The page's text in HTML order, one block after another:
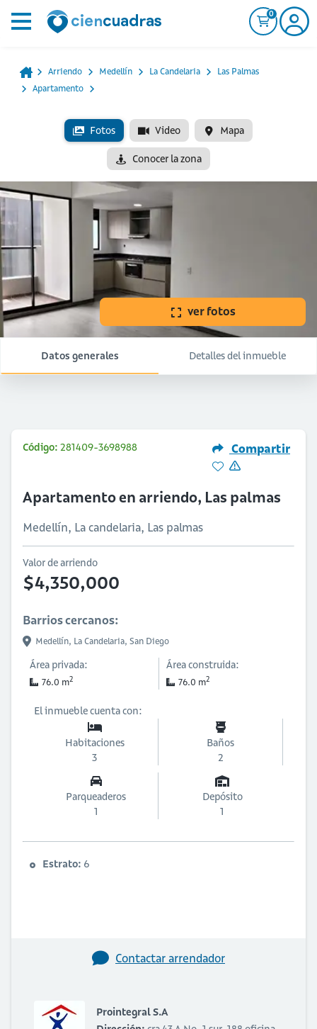
0
Arriendo Medellín La Candelaria
Las Palmas
Apartamento
Fotos Video Mapa
Conocer la zona
ver fotos
Datos generales Detalles del inmueble
Código: 281409-3698988 Compartir
Apartamento en arriendo, Las palmas
Medellín, La candelaria, Las palmas
Valor de arriendo
$4,350,000
Barrios cercanos:
Medellín, La Candelaria, San Diego
Área privada:
76.0 m2
Área construida:
76.0 m2
El inmueble cuenta con:
Habitaciones
3
Baños
2
Parqueaderos
1
Depósito
1
Estrato: 6
Contactar arrendador
Prointegral S.A